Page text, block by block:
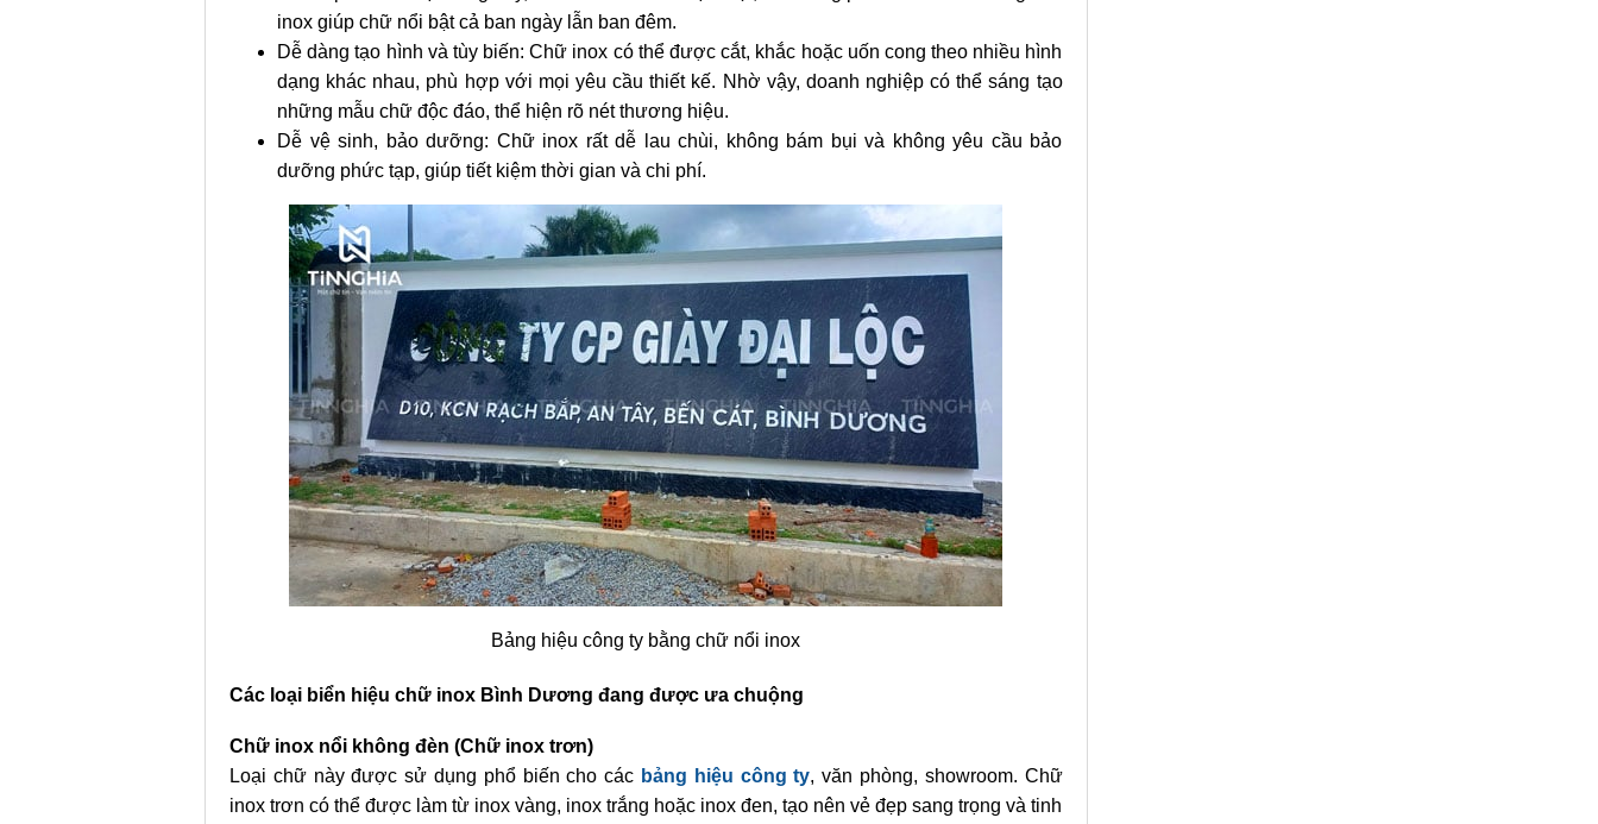
inox giúp chữ nổi bật cả ban ngày lẫn ban đêm.
Dễ dàng tạo hình và tùy biến: Chữ inox có thể được cắt, khắc hoặc uốn cong theo nhiều hình
dạng khác nhau, phù hợp với mọi yêu cầu thiết kế. Nhờ vậy, doanh nghiệp có thể sáng tạo
những mẫu chữ độc đáo, thể hiện rõ nét thương hiệu.
Dễ vệ sinh, bảo dưỡng: Chữ inox rất dễ lau chùi, không bám bụi và không yêu cầu bảo
dưỡng phức tạp, giúp tiết kiệm thời gian và chi phí.
Bảng hiệu công ty bằng chữ nổi inox
Các loại biển hiệu chữ inox Bình Dương đang được ưa chuộng
Chữ inox nổi không đèn (Chữ inox trơn)
Loại chữ này được sử dụng phổ biến cho các bảng hiệu công ty, văn phòng, showroom. Chữ
inox trơn có thể được làm từ inox vàng, inox trắng hoặc inox đen, tạo nên vẻ đẹp sang trọng và tinh